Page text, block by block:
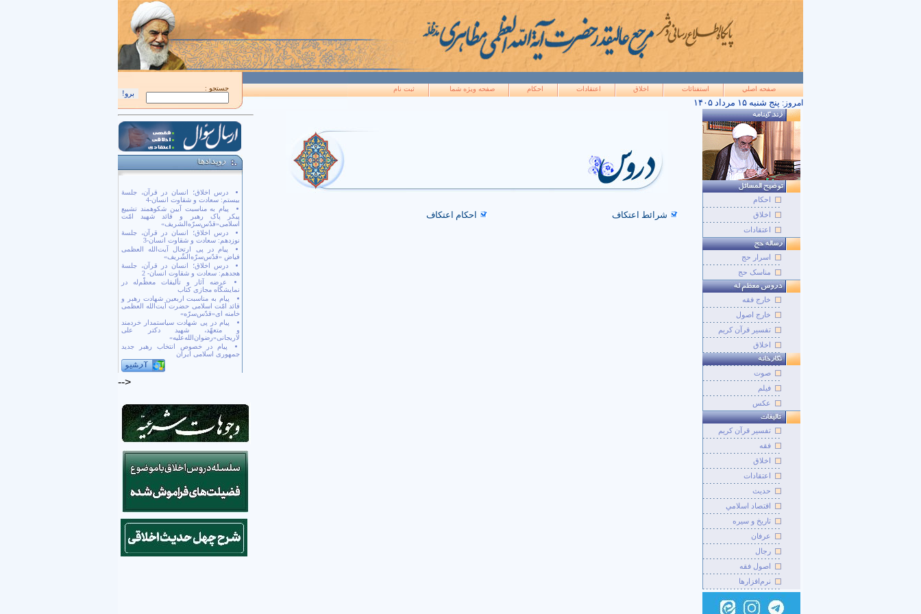
جستجو : صفحه اصلي استفتائات اخلاق اعتقادات احکام صفحه ويژه شما ثبت نام
امروز: ۱۴۰۵ پنج شنبه ۱۵ مرداد
درس اخلاق؛ انسان در قرآن، جلسۀ
بیستم: سعادت و شقاوت انسان-4
پیام به مناسبت آیین شکوهمند تشییع
پیکر پاک رهبر و قائد شهید امّت
اسلامی«قدّس‌سرّه‌الشریف»
درس اخلاق؛ انسان در قرآن، جلسۀ
نوزدهم: سعادت و شقاوت انسان-3
پیام در پی ارتحال آیت‌الله العظمی
فیاض «قدّس‌سرّه‌الشّریف»
درس اخلاق؛ انسان در قرآن، جلسۀ
هجدهم: سعادت و شقاوت انسان- 2
عرضه آثار و تألیفات معظّم‌له در
نمایشگاه مجازی کتاب
پیام به مناسبت اربعین شهادت رهبر و
قائد امّت اسلامی حضرت آیت‌الله العظمی
خامنه ای«قدّس‌سرّه»
پیام در پی شهادت سیاستمدار خردمند
و متعهّد، شهید دکتر علی
لاریجانی«رضوان‌الله‌علیه»
پیام در خصوص انتخاب رهبر جدید
جمهوری اسلامی ایران
-->
شرائط اعتکاف احکام اعتکاف
احکام
اخلاق
اعتقادات
اسرار حج
مناسک حج
خارج فقه
خارج اصول
تفسیر قرآن کریم
اخلاق
صوت
فيلم
عکس
تفسير قرآن کريم
فقه
اخلاق
اعتقادات
حديث
اقتصاد اسلامي
تاريخ و سيره
عرفان
رجال
اصول فقه
نرم‌افزارها